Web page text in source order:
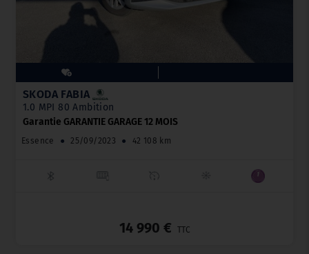
SKODA FABIA
1.0 MPI 80 Ambition
Garantie GARANTIE GARAGE 12 MOIS
Essence ● 25/09/2023 ● 42 108 km
14 990 € TTC